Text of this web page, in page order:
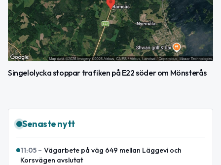
Singelolycka stoppar trafiken på E22 söder om Mönsterås
Senaste nytt
11:05 – Vägarbete på väg 649 mellan Läggevi och
Korsvägen avslutat